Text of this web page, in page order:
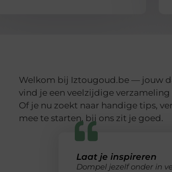
Welkom bij Iztougoud.be — jouw
vind je een veelzijdige
Of je nu zoekt naar handige tips,
mee te starten, bij ons zit je goed.
Laat je inspireren
Dompel jezelf onder in